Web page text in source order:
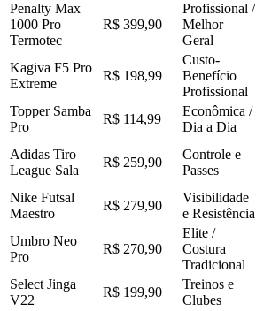
Penalty Max
1000 Pro
Termotec
R$ 399,90
Profissional /
Melhor
Geral
Kagiva F5 Pro
Extreme
R$ 198,99
Custo-
Benefício
Profissional
Topper Samba
Pro
R$ 114,99
Econômica /
Dia a Dia
Adidas Tiro
League Sala
R$ 259,90
Controle e
Passes
Nike Futsal
Maestro
R$ 279,90
Visibilidade
e Resistência
Umbro Neo
Pro
R$ 270,90
Elite /
Costura
Tradicional
Select Jinga
V22
R$ 199,90
Treinos e
Clubes